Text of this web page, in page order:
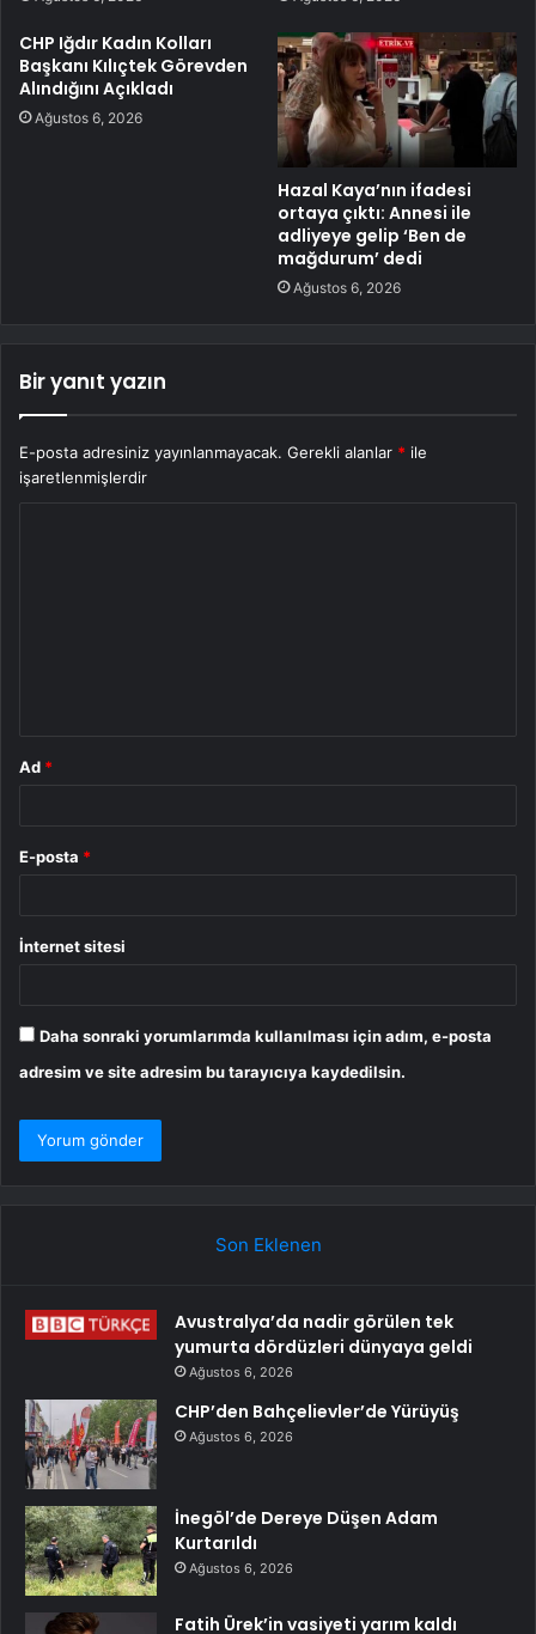
CHP Iğdır Kadın Kolları
Başkanı Kılıçtek Görevden
Alındığını Açıkladı
Ağustos 6, 2026
Hazal Kaya’nın ifadesi
ortaya çıktı: Annesi ile
adliyeye gelip ‘Ben de
mağdurum’ dedi
Ağustos 6, 2026
Bir yanıt yazın
E-posta adresiniz yayınlanmayacak. Gerekli alanlar * ile
işaretlenmişlerdir
Ad *
E-posta *
İnternet sitesi
Daha sonraki yorumlarımda kullanılması için adım, e-posta
adresim ve site adresim bu tarayıcıya kaydedilsin.
Son Eklenen
Avustralya’da nadir görülen tek
yumurta dördüzleri dünyaya geldi
Ağustos 6, 2026
CHP’den Bahçelievler’de Yürüyüş
Ağustos 6, 2026
İnegöl’de Dereye Düşen Adam
Kurtarıldı
Ağustos 6, 2026
Fatih Ürek’in vasiyeti yarım kaldı